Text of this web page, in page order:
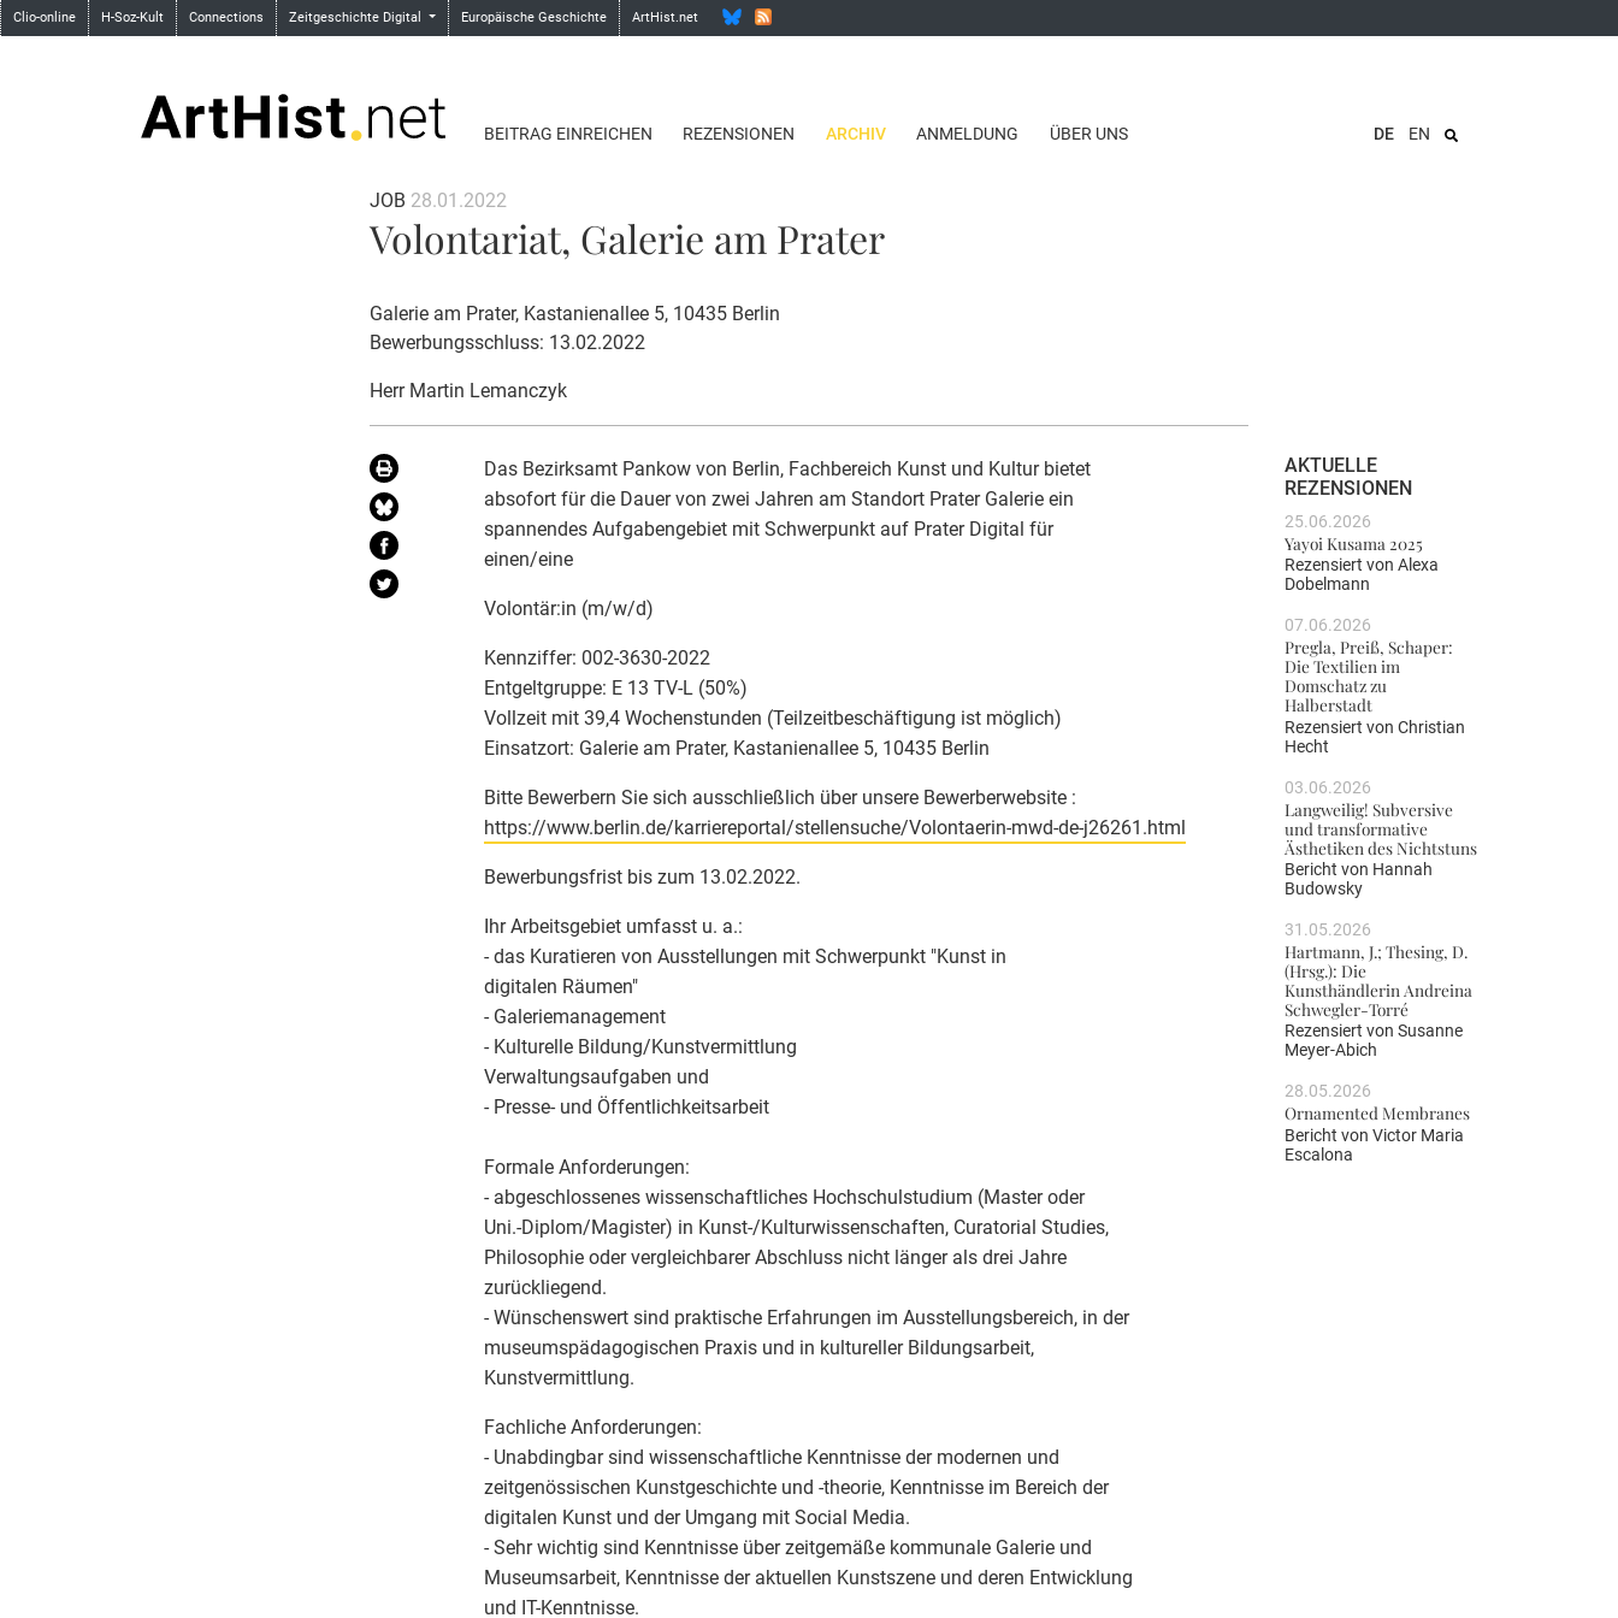
Clio-online H-Soz-Kult Connections Zeitgeschichte Digital Europäische Geschichte ArtHist.net
BEITRAG EINREICHEN REZENSIONEN ARCHIV ANMELDUNG ÜBER UNS DE EN
JOB 28.01.2022
Volontariat, Galerie am Prater
Galerie am Prater, Kastanienallee 5, 10435 Berlin
Bewerbungsschluss: 13.02.2022
Herr Martin Lemanczyk
Das Bezirksamt Pankow von Berlin, Fachbereich Kunst und Kultur bietet
absofort für die Dauer von zwei Jahren am Standort Prater Galerie ein
spannendes Aufgabengebiet mit Schwerpunkt auf Prater Digital für
einen/eine
Volontär:in (m/w/d)
Kennziffer: 002-3630-2022
Entgeltgruppe: E 13 TV-L (50%)
Vollzeit mit 39,4 Wochenstunden (Teilzeitbeschäftigung ist möglich)
Einsatzort: Galerie am Prater, Kastanienallee 5, 10435 Berlin
Bitte Bewerbern Sie sich ausschließlich über unsere Bewerberwebsite :
https://www.berlin.de/karriereportal/stellensuche/Volontaerin-mwd-de-j26261.html
Bewerbungsfrist bis zum 13.02.2022.
Ihr Arbeitsgebiet umfasst u. a.:
- das Kuratieren von Ausstellungen mit Schwerpunkt "Kunst in
digitalen Räumen"
- Galeriemanagement
- Kulturelle Bildung/Kunstvermittlung
Verwaltungsaufgaben und
- Presse- und Öffentlichkeitsarbeit
Formale Anforderungen:
- abgeschlossenes wissenschaftliches Hochschulstudium (Master oder
Uni.-Diplom/Magister) in Kunst-/Kulturwissenschaften, Curatorial Studies,
Philosophie oder vergleichbarer Abschluss nicht länger als drei Jahre
zurückliegend.
- Wünschenswert sind praktische Erfahrungen im Ausstellungsbereich, in der
museumspädagogischen Praxis und in kultureller Bildungsarbeit,
Kunstvermittlung.
Fachliche Anforderungen:
- Unabdingbar sind wissenschaftliche Kenntnisse der modernen und
zeitgenössischen Kunstgeschichte und -theorie, Kenntnisse im Bereich der
digitalen Kunst und der Umgang mit Social Media.
- Sehr wichtig sind Kenntnisse über zeitgemäße kommunale Galerie und
Museumsarbeit, Kenntnisse der aktuellen Kunstszene und deren Entwicklung
und IT-Kenntnisse.
AKTUELLE
REZENSIONEN
25.06.2026
Yayoi Kusama 2025
Rezensiert von Alexa
Dobelmann
07.06.2026
Pregla, Preiß, Schaper:
Die Textilien im
Domschatz zu
Halberstadt
Rezensiert von Christian
Hecht
03.06.2026
Langweilig! Subversive
und transformative
Ästhetiken des Nichtstuns
Bericht von Hannah
Budowsky
31.05.2026
Hartmann, J.; Thesing, D.
(Hrsg.): Die
Kunsthändlerin Andreina
Schwegler-Torré
Rezensiert von Susanne
Meyer-Abich
28.05.2026
Ornamented Membranes
Bericht von Victor Maria
Escalona